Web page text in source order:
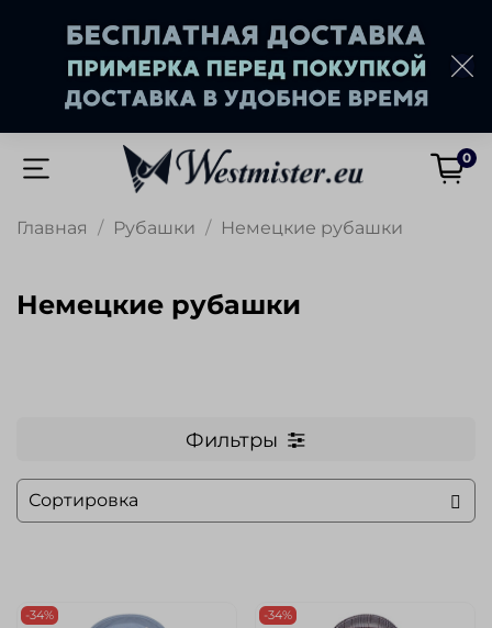
0
Главная Рубашки Немецкие рубашки
Немецкие рубашки
Фильтры
-34% -34%